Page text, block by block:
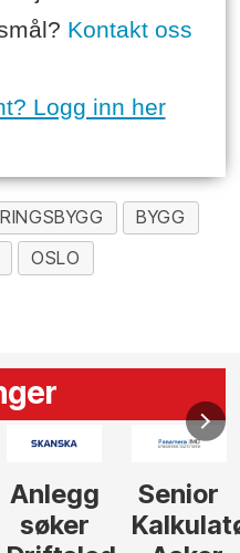
Kontakt oss
Logg inn her
BYGG
OSLO
Senior
Tilbudsleder